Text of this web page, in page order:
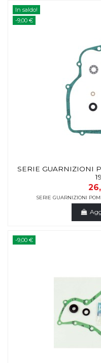
In saldo!
-9,00 €
SERIE GUARNIZIONI
SERIE GUARNIZIONI
-9,00 €